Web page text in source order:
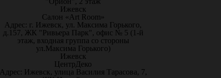
Ижевск
Салон «Art Room»
Адрес: г. Ижевск, ул. Максима Горького,
д.157, ЖК "Ривьера Парк", офис № 5 (1-й
этаж, входная группа со стороны
ул.Максима Горького)
Ижевск
ЦентрДеко
Ижевск, улица Василия Тарасова, 7,